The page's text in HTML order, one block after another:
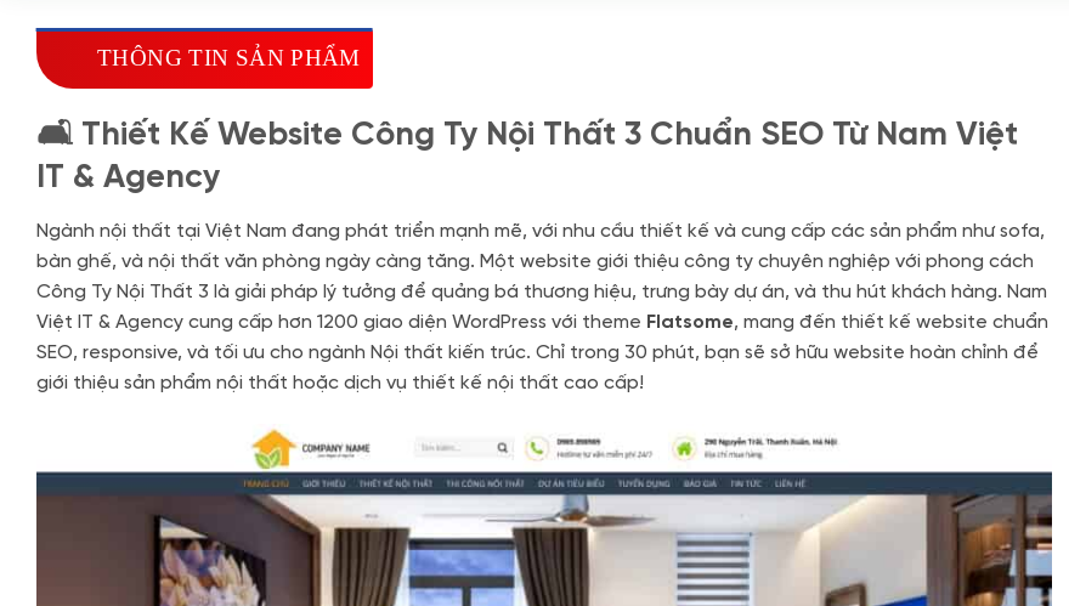
THÔNG TIN SẢN PHẨM
🛋️ Thiết Kế Website Công Ty Nội Thất 3 Chuẩn SEO Từ Nam Việt
IT & Agency
Ngành nội thất tại Việt Nam đang phát triển mạnh mẽ, với nhu cầu thiết kế và cung cấp các sản phẩm như sofa,
bàn ghế, và nội thất văn phòng ngày càng tăng. Một website giới thiệu công ty chuyên nghiệp với phong cách
Công Ty Nội Thất 3 là giải pháp lý tưởng để quảng bá thương hiệu, trưng bày dự án, và thu hút khách hàng. Nam
Việt IT & Agency cung cấp hơn 1200 giao diện WordPress với theme Flatsome, mang đến thiết kế website chuẩn
SEO, responsive, và tối ưu cho ngành Nội thất kiến trúc. Chỉ trong 30 phút, bạn sẽ sở hữu website hoàn chỉnh để
giới thiệu sản phẩm nội thất hoặc dịch vụ thiết kế nội thất cao cấp!